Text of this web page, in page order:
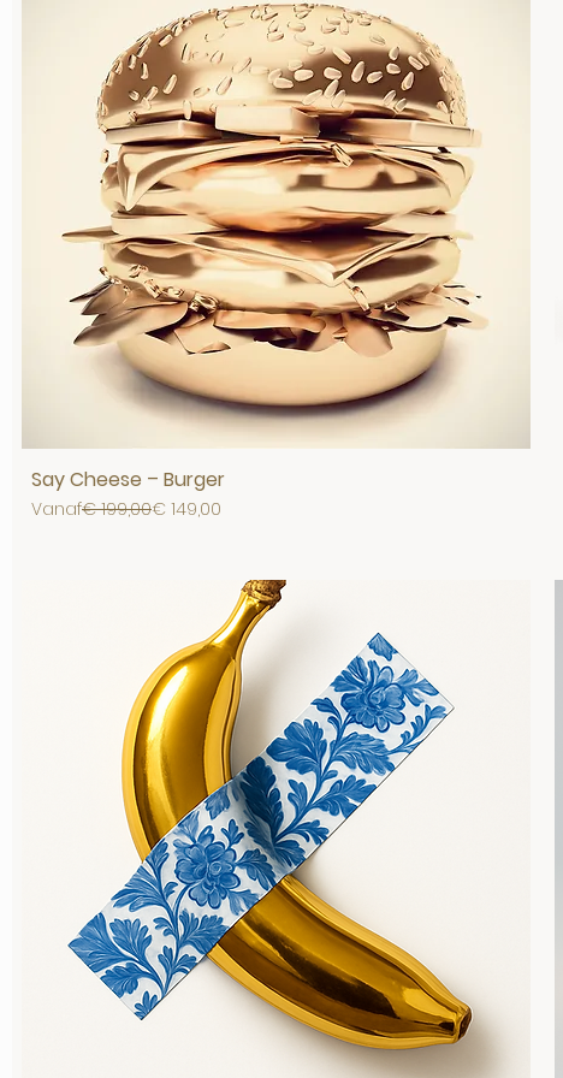
Say Cheese – Burger
Vanaf
Normale prijs
€ 199,00€ 149,00
Verkoopprijs